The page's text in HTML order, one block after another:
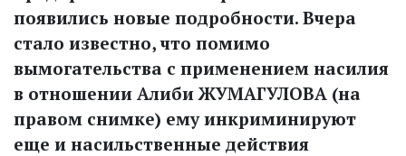
появились новые подробности. Вчера
стало известно, что помимо
вымогательства с применением насилия
в отношении Алиби ЖУМАГУЛОВА (на
правом снимке) ему инкриминируют
еще и насильственные действия